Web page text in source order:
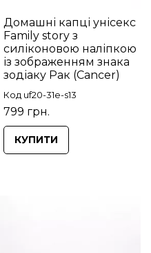
Домашні капці унісекс
Family story з
силіконовою наліпкою
із зображенням знака
зодіаку Рак (Cancer)
Код uf20-31e-s13
799 грн.
КУПИТИ